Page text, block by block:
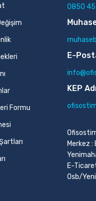
Formu
0850
E-
KEP
Merkez
E-
Osb/